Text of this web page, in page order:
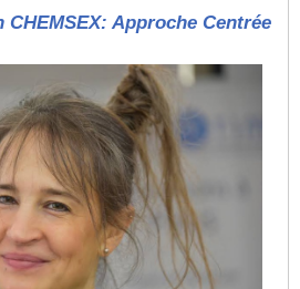
Approche Centrée